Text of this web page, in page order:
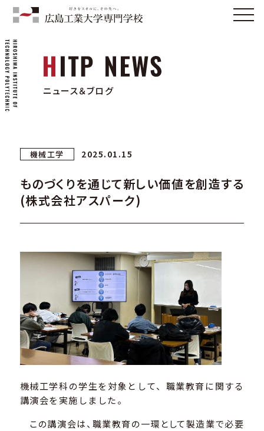
ニュース＆ブログ
機械工学 2025.01.15
ものづくりを通じて新しい価値を創造する
(株式会社アスパーク)
機械工学科の学生を対象として、職業教育に関する
講演会を実施しました。
この講演会は、職業教育の一環として製造業で必要